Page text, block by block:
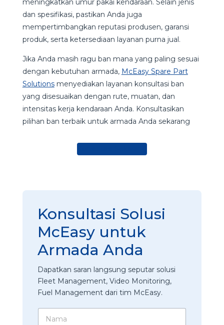
meningkatkan umur pakai kendaraan. Selain jenis
dan spesifikasi, pastikan Anda juga
mempertimbangkan reputasi produsen, garansi
produk, serta ketersediaan layanan purna jual.
Jika Anda masih ragu ban mana yang paling sesuai
dengan kebutuhan armada, McEasy Spare Part
Solutionsmenyediakan layanan konsultasi ban
yang disesuaikan dengan rute, muatan, dan
intensitas kerja kendaraan Anda. Konsultasikan
pilihan ban terbaik untuk armada Anda sekarang
Konsultasi Solusi
McEasy untuk
Armada Anda
Dapatkan saran langsung seputar solusi
Fleet Management, Video Monitoring,
Fuel Management dari tim McEasy.
N